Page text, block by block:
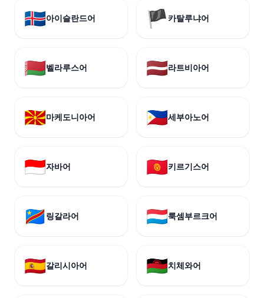
🇮🇸아이슬란드어 🏴 카탈루냐어
🇧🇾벨라루스어 🇱🇻라트비아어
🇲🇰마케도니아어 🇵🇭세부아노어
🇮🇩자바어 🇰🇬키르기스어
🇨🇩링갈라어 🇱🇺룩셈부르크어
🇪🇸갈리시아어 🇲🇼치체와어